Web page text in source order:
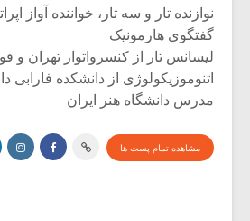
نوازنده تار و سه تار، خواننده آواز
گفتگوی هارمونیک
لیسانس تار از کنسرواتوار تهران و
اتنوموزیکولوژی از دانشکده فارابی
مدرس دانشگاه هنر ایران
مشاهده تمام پست ها